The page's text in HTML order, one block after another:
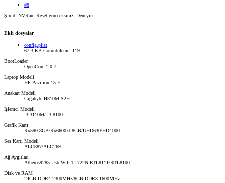
#8
Şimdi NVRam Reset göreceksiniz. Deneyin.
Ekli dosyalar
config.plist
67.3 KB Görüntüleme: 119
BootLoader
OpenCore 1.0.7
Laptop Modeli
HP Pavilion 15-E
Anakart Modeli
Gigabyte H310M S2H
İşlemci Modeli
i3 3110M/ i3 8100
Grafik Kartı
Rx590 8GB/Rx6600xt 8GB/UHD630/HD4000
Ses Kartı Modeli
ALC887/ALC269
Ağ Aygıtları
Atheros9285 Usb Wifi TL722N RTL8111/RTL8100
Disk ve RAM
24GB DDR4 2300MHz/8GB DDR3 1600MHz